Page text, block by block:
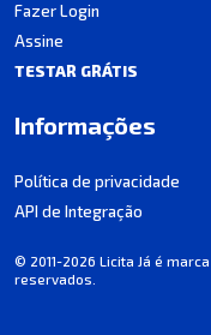
Fazer Login
Assine
TESTAR GRÁTIS
Informações
Política de privacidade
API de Integração
© 2011-2026 Licita Já é
reservados.